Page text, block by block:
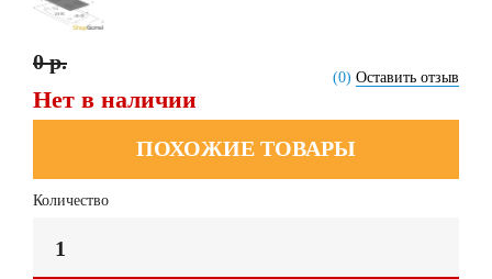
(0) Оставить отзыв
0 р.
Нет в наличии
ПОХОЖИЕ ТОВАРЫ
Количество